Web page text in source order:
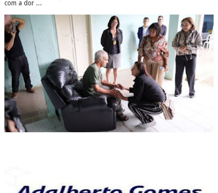
com a dor ...